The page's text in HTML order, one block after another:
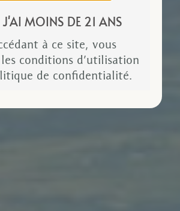
MOINS DE 21 ANS
à ce site, vous
les conditions d’utilisation
de confidentialité.